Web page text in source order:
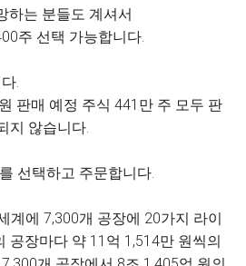
하는 분들도 계셔서
주 선택 가능합니다.
.
판매 예정 주식 441만 주 모두 판
지 않습니다.
선택하고 주문합니다.
계에 7,300개 공장에 20가지 라이
공장마다 약 11억 1,514만 원씩의